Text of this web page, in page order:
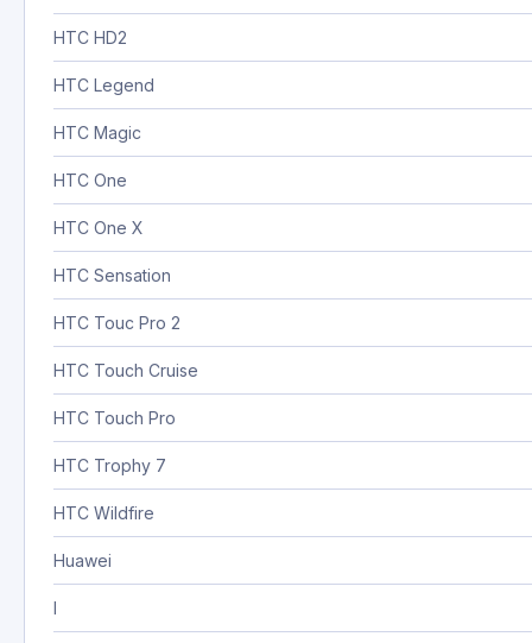
HTC HD2
HTC Legend
HTC Magic
HTC One
HTC One X
HTC Sensation
HTC Touc Pro 2
HTC Touch Cruise
HTC Touch Pro
HTC Trophy 7
HTC Wildfire
Huawei
I